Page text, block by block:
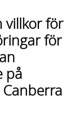
villkor för
för
på